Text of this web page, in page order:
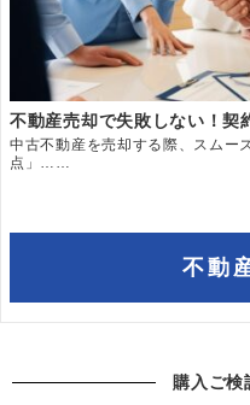
不動産売却で失敗しない！契
中古不動産を売却する際、スムー
点」……
不動
購入ご検